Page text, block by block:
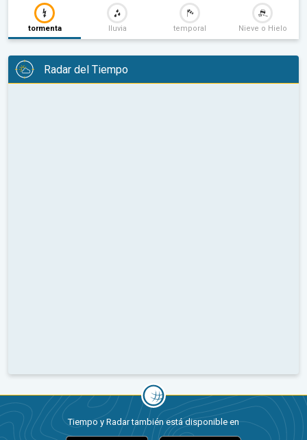
tormenta lluvia temporal Nieve o Hielo
Radar del Tiempo
Tiempo y Radar también está disponible en